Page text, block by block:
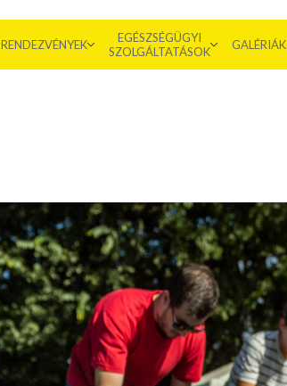
RENDEZVÉNYEK
EGÉSZSÉGÜGYI
SZOLGÁLTATÁSOK
GALÉRIÁK